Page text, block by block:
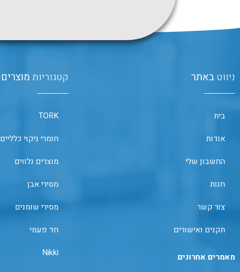
ניווט באתר
בית
אודות
החשבון שלי
חנות
צור קשר
תקנים ואישורים
מאמרים אחרונים
קטגוריות מוצרים
TORK
חומרי ניקוי כלליים
מוצרים נלווים
מסירי אבן
מסירי שומנים
חד פעמי
Nikki